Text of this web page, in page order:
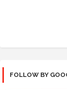
FOLLOW BY